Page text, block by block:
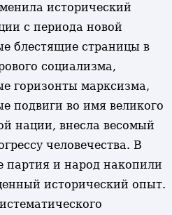
исторический
с периода новой
блестящие страницы в
социализма,
горизонты марксизма,
подвиги во имя великого
нации, внесла весомый
человечества. В
партия и народ накопили
исторический опыт.